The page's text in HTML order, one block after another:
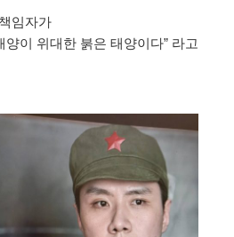
임자가
양이 위대한 붉은 태양이다” 라고